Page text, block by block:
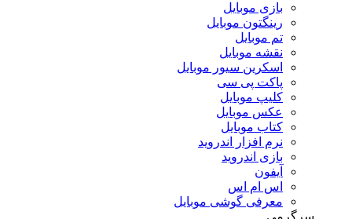
بازی موبایل
رینگتون موبایل
تم موبایل
نقشه موبایل
اسکرین سیور موبایل
پاکت پی سی
کلیپ موبایل
عکس موبایل
کتاب موبایل
نرم افزار اندروید
بازی اندروید
آیفون
اس ام اس
معرفی گوشی موبایل
سرگرمی